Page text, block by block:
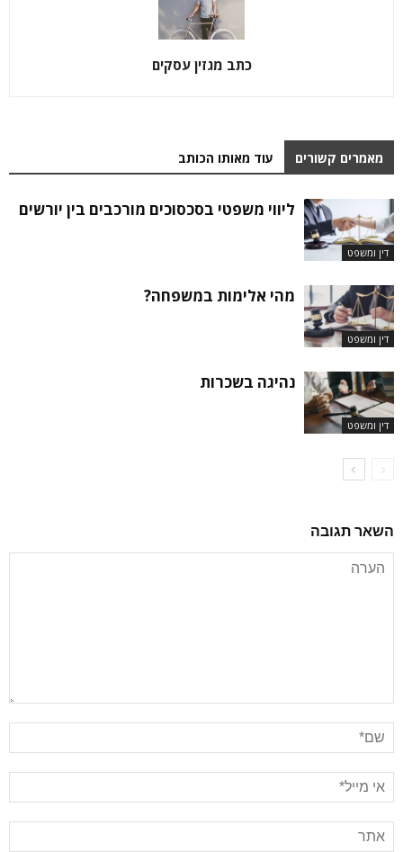
כתב מגזין עסקים
מאמרים קשורים עוד מאותו הכותב
דין ומשפט
ליווי משפטי בסכסוכים מורכבים בין יורשים
דין ומשפט
מהי אלימות במשפחה?
דין ומשפט
נהיגה בשכרות
השאר תגובה